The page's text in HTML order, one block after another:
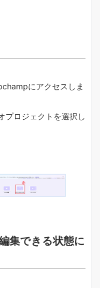
にアクセスしま
ロジェクトを選択し
集できる状態に